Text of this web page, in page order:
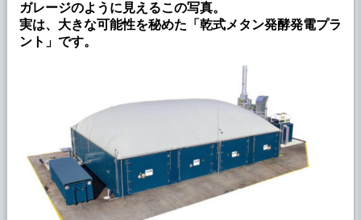
ガレージのように見えるこの写真。
実は、大きな可能性を秘めた「乾式メタン発酵発電プラ
ント」です。